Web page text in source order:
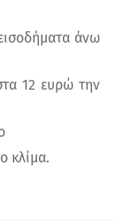
άνω
12 ευρώ την
κλίμα.